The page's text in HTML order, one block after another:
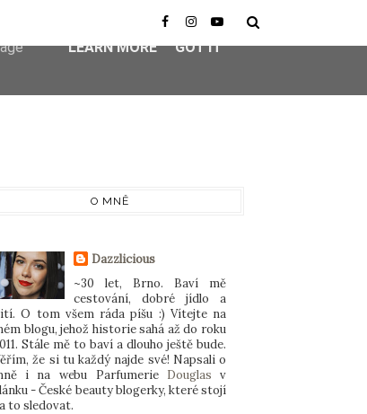
O MNĚ
Dazzlicious
~30 let, Brno. Baví mě
cestování, dobré jídlo a
O tom všem ráda píšu :) Vítejte na
blogu, jehož historie sahá až do roku
Stále mě to baví a dlouho ještě bude.
že si tu každý najde své! Napsali o
i na webu Parfumerie Douglas v
- České beauty blogerky, které stojí
to sledovat.
LEARN MORE GOT IT